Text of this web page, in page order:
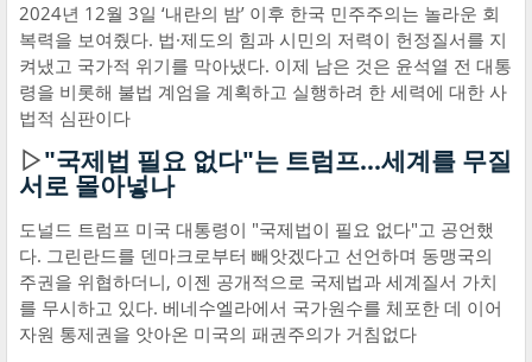
2024년 12월 3일 ‘내란의 밤’ 이후 한국 민주주의는 놀라운 회
복력을 보여줬다. 법·제도의 힘과 시민의 저력이 헌정질서를 지
켜냈고 국가적 위기를 막아냈다. 이제 남은 것은 윤석열 전 대통
령을 비롯해 불법 계엄을 계획하고 실행하려 한 세력에 대한 사
법적 심판이다
▷"국제법 필요 없다"는 트럼프...세계를 무질
서로 몰아넣나
도널드 트럼프 미국 대통령이 "국제법이 필요 없다"고 공언했
다. 그린란드를 덴마크로부터 빼앗겠다고 선언하며 동맹국의
주권을 위협하더니, 이젠 공개적으로 국제법과 세계질서 가치
를 무시하고 있다. 베네수엘라에서 국가원수를 체포한 데 이어
자원 통제권을 앗아온 미국의 패권주의가 거침없다